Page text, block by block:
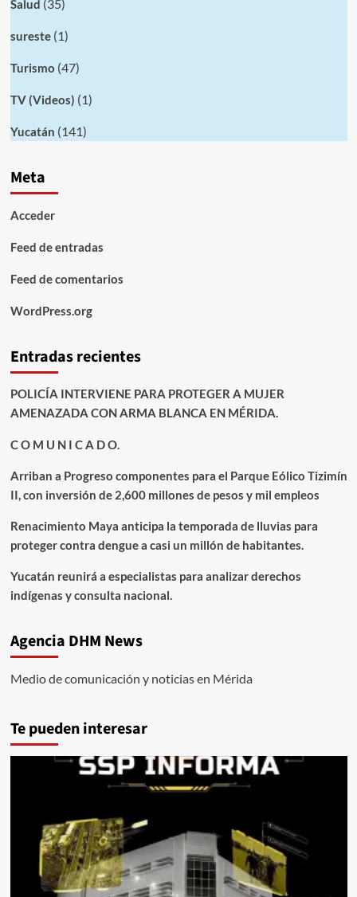
Salud (35)
sureste(1)
Turismo (47)
TV (Videos) (1)
Yucatán (141)
Meta
Acceder
Feed de entradas
Feed de comentarios
WordPress.org
Entradas recientes
POLICÍA INTERVIENE PARA PROTEGER A MUJER
AMENAZADA CON ARMA BLANCA EN MÉRIDA.
C O M U N I C A D O.
Arriban a Progreso componentes para el Parque Eólico Tizimín
II, con inversión de 2,600 millones de pesos y mil empleos
Renacimiento Maya anticipa la temporada de lluvias para
proteger contra dengue a casi un millón de habitantes.
Yucatán reunirá a especialistas para analizar derechos
indígenas y consulta nacional.
Agencia DHM News
Medio de comunicación y noticias en Mérida
Te pueden interesar